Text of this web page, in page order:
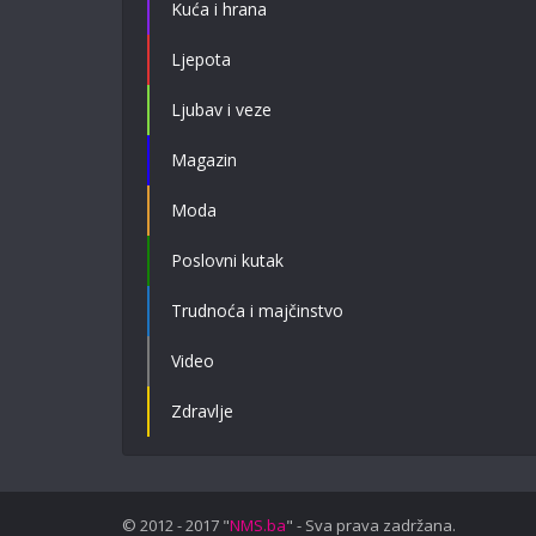
Kuća i hrana
Ljepota
Ljubav i veze
Magazin
Moda
Poslovni kutak
Trudnoća i majčinstvo
Video
Zdravlje
© 2012 - 2017 "NMS.ba" - Sva prava zadržana.